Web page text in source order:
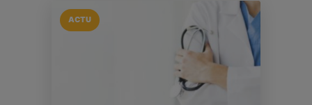
ACTU